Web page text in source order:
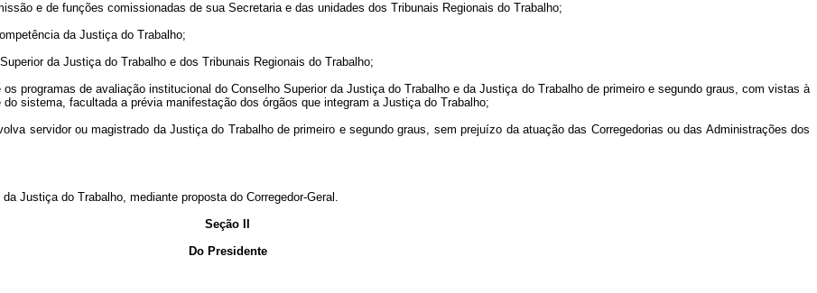
e de funções comissionadas de sua Secretaria e das unidades dos Tribunais Regionais do Trabalho;
da Justiça do Trabalho;
da Justiça do Trabalho e dos Tribunais Regionais do Trabalho;
programas de avaliação institucional do Conselho Superior da Justiça do Trabalho e da Justiça do Trabalho de primeiro e segundo graus, com vistas à
sistema, facultada a prévia manifestação dos órgãos que integram a Justiça do Trabalho;
servidor ou magistrado da Justiça do Trabalho de primeiro e segundo graus, sem prejuízo da atuação das Corregedorias ou das Administrações dos
Justiça do Trabalho, mediante proposta do Corregedor-Geral.
Seção II
Do Presidente